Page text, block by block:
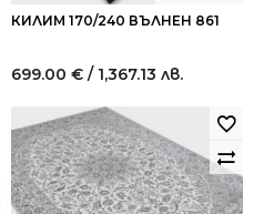
КИЛИМ 170/240 ВЪЛНЕН 861
699.00 € / 1,367.13 лв.